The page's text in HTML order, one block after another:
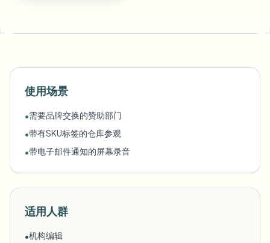
使用场景
•需要品牌交换的赞助部门
•带有SKU标签的仓库参观
•带电子邮件通知的屏幕录音
适用人群
•机构编辑